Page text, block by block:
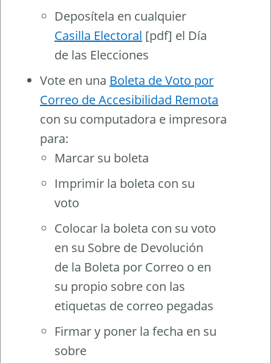
Deposítela en cualquier
Casilla Electoral [pdf] el Día
de las Elecciones
Vote en una Boleta de Voto por
Correo de Accesibilidad Remota
con su computadora e impresora
para:
Marcar su boleta
Imprimir la boleta con su
voto
Colocar la boleta con su voto
en su Sobre de Devolución
de la Boleta por Correo o en
su propio sobre con las
etiquetas de correo pegadas
Firmar y poner la fecha en su
sobre